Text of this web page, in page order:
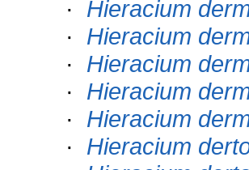
· Hieracium
· Hieracium
· Hieracium
· Hieracium
· Hieracium
· Hieracium